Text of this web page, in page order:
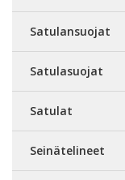
Satulansuojat
Satulasuojat
Satulat
Seinätelineet